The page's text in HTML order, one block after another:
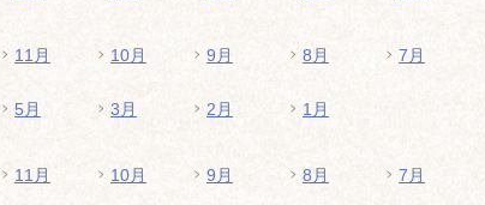
11月 10月 9月 8月 7月
5月 3月 2月 1月
11月 10月 9月 8月 7月